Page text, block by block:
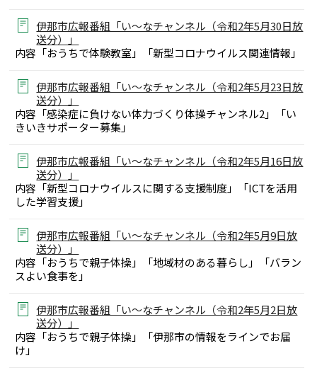
伊那市広報番組「い～なチャンネル（令和2年5月30日放
送分）」
内容「おうちで体験教室」「新型コロナウイルス関連情報」
伊那市広報番組「い～なチャンネル（令和2年5月23日放
送分）」
内容「感染症に負けない体力づくり体操チャンネル2」「い
きいきサポーター募集」
伊那市広報番組「い～なチャンネル（令和2年5月16日放
送分）」
内容「新型コロナウイルスに関する支援制度」「ICTを活用
した学習支援」
伊那市広報番組「い～なチャンネル（令和2年5月9日放
送分）」
内容「おうちで親子体操」「地域材のある暮らし」「バラン
スよい食事を」
伊那市広報番組「い～なチャンネル（令和2年5月2日放
送分）」
内容「おうちで親子体操」「伊那市の情報をラインでお届
け」